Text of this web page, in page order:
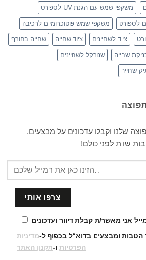
משקפי שמש עם הגנת UV לספורט
לספורט משקפי שמש פוטוכרומיים לרכיבה
ציוד לשחיינים ציוד שחייה שחייה בחורף
שחייה שנורקל לשחיינים
שחייה
שלנו וקבלו עדכונים על מבצעים,
שוות לפני כולם!
אני מאשר/ת קבלת דיוור ועדכונים
ומבצעים בדוא“ל בכפוף ל-מדיניות
הפרטיותו-תקנון האתר